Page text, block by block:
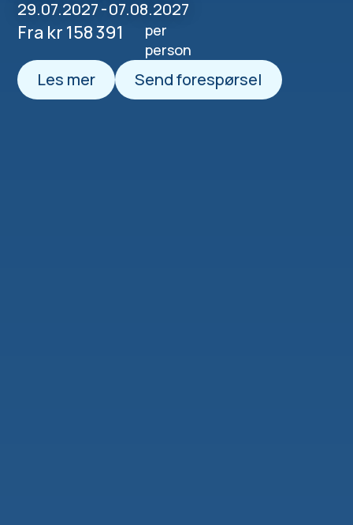
29.07.2027-07.08.2027
Fra kr 158 391
per
person
Les mer Send forespørsel